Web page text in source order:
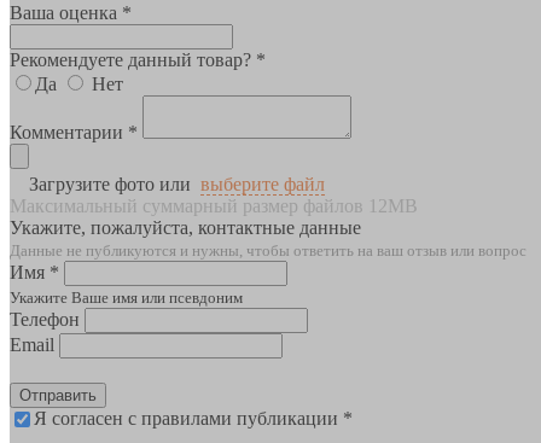
Ваша оценка *
Рекомендуете данный товар? *
Да
Нет
Комментарии *
Загрузите фото или выберите файл
Максимальный суммарный размер файлов 12MB
Укажите, пожалуйста, контактные данные
Данные не публикуются и нужны, чтобы ответить на ваш отзыв или вопрос
Имя *
Укажите Ваше имя или псевдоним
Телефон
Email
Отправить
Я согласен с правилами публикации *